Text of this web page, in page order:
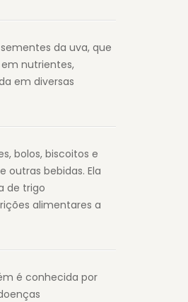
da uva, que
nutrientes,
em diversas
bolos, biscoitos e
outras bebidas. Ela
de trigo
alimentares a
é conhecida por